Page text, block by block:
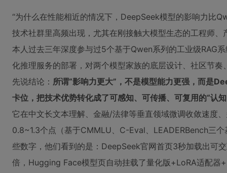
“为什么在性能相近的情况下，DeepSeek模型的影响力比
技术社群里高频出现，尤其在刚接触大模型生态的工程师
本人过去三年深度参与过5个基于Qwen系列的工业级RAG
化推理服务的部署，对两个模型家族的底层设计、社区节
先说结论： 所谓“影响力更大”，不是模型能力更强，而是
卡位，把技术优势转化成了可感知、可传播、可复用的“认
它在中文长文本理解、金融/法律等垂直领域微调收敛速度
0.8~1.3个点（基于CMMLU、C-Eval、LEADERBench三
些数字，他们看到的是：DeepSeek官网首页3秒加载出可
倍，Hugging Face模型页自动挂载了量化版+LoRA适配器